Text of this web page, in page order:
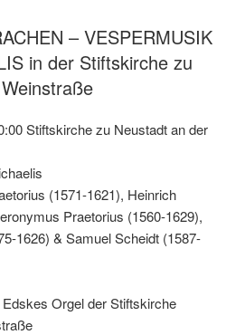
– VESPERMUSIK
in der Stiftskirche zu
Stiftskirche zu Neustadt an der
(1571-1621), Heinrich
Praetorius (1560-1629),
1626) & Samuel Scheidt (1587-
Orgel der Stiftskirche